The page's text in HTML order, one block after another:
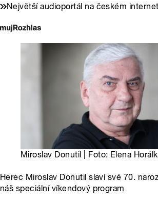
Největší audioportál na českém
Miroslav Donutil | Foto: Elena
Herec Miroslav Donutil slaví své 70.
náš speciální víkendový program